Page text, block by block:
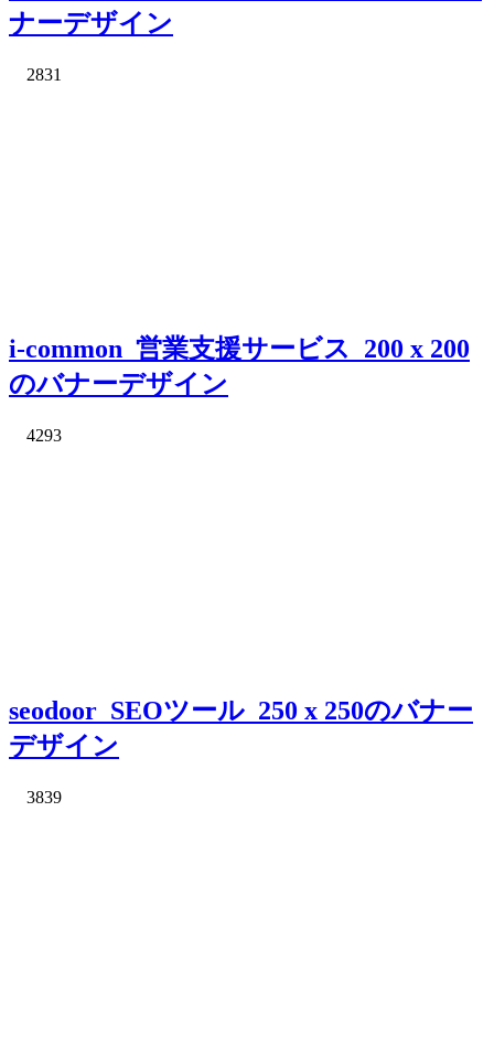
ナーデザイン
2831
i-common_営業支援サービス_200 x 200
のバナーデザイン
4293
seodoor_SEOツール_250 x 250のバナー
デザイン
3839